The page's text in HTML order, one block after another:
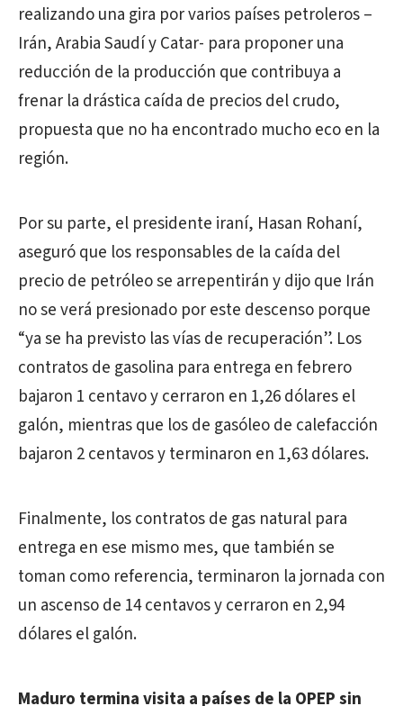
realizando una gira por varios países petroleros –
Irán, Arabia Saudí y Catar- para proponer una
reducción de la producción que contribuya a
frenar la drástica caída de precios del crudo,
propuesta que no ha encontrado mucho eco en la
región.
Por su parte, el presidente iraní, Hasan Rohaní,
aseguró que los responsables de la caída del
precio de petróleo se arrepentirán y dijo que Irán
no se verá presionado por este descenso porque
“ya se ha previsto las vías de recuperación”. Los
contratos de gasolina para entrega en febrero
bajaron 1 centavo y cerraron en 1,26 dólares el
galón, mientras que los de gasóleo de calefacción
bajaron 2 centavos y terminaron en 1,63 dólares.
Finalmente, los contratos de gas natural para
entrega en ese mismo mes, que también se
toman como referencia, terminaron la jornada con
un ascenso de 14 centavos y cerraron en 2,94
dólares el galón.
Maduro termina visita a países de la OPEP sin